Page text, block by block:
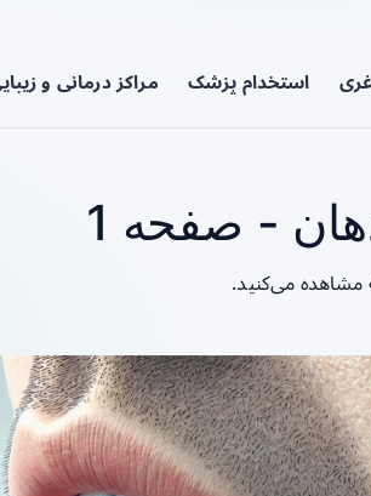
استخدام پزشک مراکز درمانی و
- صفحه 1
مشاهده می‌کنید.